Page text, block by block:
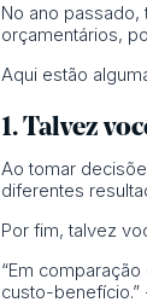
No ano
orçamentários,
Aqui estão
1. Talvez
Ao tomar
diferentes
Por fim, talvez
“Em
custo-benefício.”